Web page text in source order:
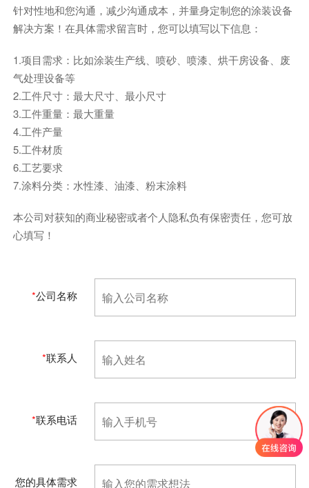
针对性地和您沟通，减少沟通成本，并量身定制您的涂装设备
解决方案！在具体需求留言时，您可以填写以下信息：
1.项目需求：比如涂装生产线、喷砂、喷漆、烘干房设备、废
气处理设备等
2.工件尺寸：最大尺寸、最小尺寸
3.工件重量：最大重量
4.工件产量
5.工件材质
6.工艺要求
7.涂料分类：水性漆、油漆、粉末涂料
本公司对获知的商业秘密或者个人隐私负有保密责任，您可放
心填写！
*公司名称
*联系人
*联系电话
您的具体需求